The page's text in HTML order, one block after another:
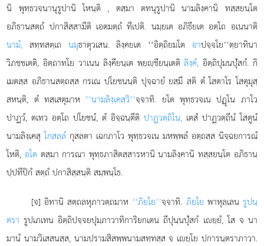
นิ พุทฺธวจนานุรูปานิ โหนฺติ, ตสฺมา ตทนุรูปานิ นามลิงฺคานิ ทสฺสยนฺโต
อภิธานสตฺถํ ปกาสิสฺสามีติ เอตมตฺถํ ทีเปติ. นมฺยเต อภิธียเต อตฺโถ อเนนาติ
นามํ, สทฺทสตฺเถ นมุธาตุวเสน. ลิงฺคยเต ‘‘อิตฺถิยมโต อาปจฺจโย’’ตฺยาทินา
วิภชฺชเตติ, อิตฺถาทโย วาเนน ลิงฺคียนฺเต พฺยฺชียนฺเตติลิงฺคํ, อิตฺถิปุมนปุํสกํ. กิ
เมตสฺส อภิธานสตฺถสฺส กรเณ ปโยชนนฺติ ปุจฺฉายํ ยสฺมึ สติ ตํ โสตาโร โสตุมุสฺ
สหนฺติ, ตํ ทสฺเสตุมาห ‘‘นามลิงฺเคสฺวิ’’จฺจาทิ. ยโต พุทฺธวจเน ปฏุโน ภาโว
ปาฏวํ, ตเทว อตฺโถ ปโยชนํ, ตํ อิจฺฉนฺตีติ ปาฏวตฺถิโน,เตสํ ปาฏวตฺถีนํ โสตูนํ
นามลิงฺเคสุโกสลฺลํ กุสลตา เฉกภาโว พุทฺธวจเน มหพฺพลํ อตฺถสฺส นิจฺฉยการณํ
โหติ, อโต ตสฺมา การณา พุทฺธภาสิตสฺสารหานิ นามลิงฺคานิ ทสฺสยนฺโต อภิธาน
ปฺปทีปิกํ สตฺถํ ปกาสิสฺสนฺติ สมฺพนฺโธ.
[จ] อิทานิ สตฺถลหุภาวตฺถมาห ‘‘ภิยฺโย’’จฺจาทิ. ภิยฺโย พาหุลฺเลน รูปนฺ
ตรา รูปเภเทน อิตฺถิปจฺจยปุมฺภาวาทิการิยกเตน ถีปุนฺนปุํสกํ เยฺยํ, โส จ นา
มานํ นามวิเสสนสฺส, นามปรามสิสพฺพนามสทฺทสฺส จ เยฺโย ปการนฺตราภาวา.